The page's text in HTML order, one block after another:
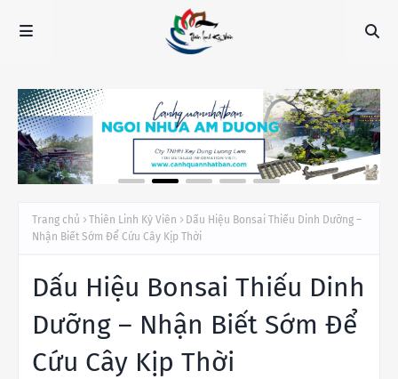
Trang chủ Thiên Linh Kỳ Viên
Dấu Hiệu Bonsai Thiếu Dinh Dưỡng –
Nhận Biết Sớm Để Cứu Cây Kịp Thời
Dấu Hiệu Bonsai Thiếu Dinh
Dưỡng – Nhận Biết Sớm Để
Cứu Cây Kịp Thời